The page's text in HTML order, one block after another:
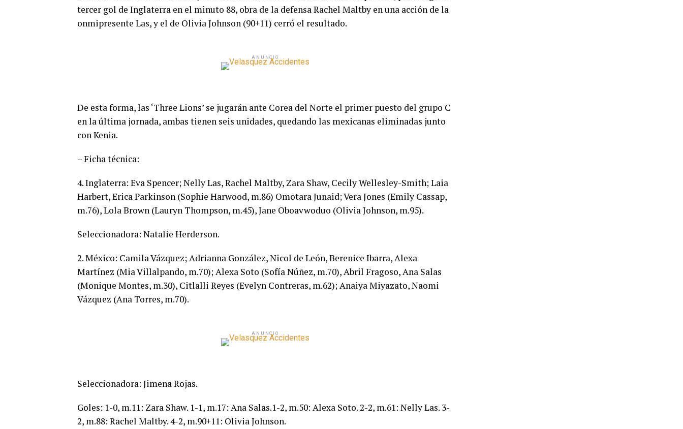
tercer gol de Inglaterra en el minuto 88, obra de la defensa Rachel Maltby en una acción de la
onmipresente Las, y el de Olivia Johnson (90+11) cerró el resultado.
ANUNCIO
De esta forma, las ‘Three Lions’ se jugarán ante Corea del Norte el primer puesto del grupo C
en la última jornada, ambas tienen seis unidades, quedando las mexicanas eliminadas junto
con Kenia.
– Ficha técnica:
4. Inglaterra: Eva Spencer; Nelly Las, Rachel Maltby, Zara Shaw, Cecily Wellesley-Smith; Laia
Harbert, Erica Parkinson (Sophie Harwood, m.86) Omotara Junaid; Vera Jones (Emily Cassap,
m.76), Lola Brown (Lauryn Thompson, m.45), Jane Oboavwoduo (Olivia Johnson, m.95).
Seleccionadora: Natalie Herderson.
2. México: Camila Vázquez; Adrianna González, Nicol de León, Berenice Ibarra, Alexa
Martínez (Mia Villalpando, m.70); Alexa Soto (Sofía Núñez, m.70), Abril Fragoso, Ana Salas
(Monique Montes, m.30), Citlalli Reyes (Evelyn Contreras, m.62); Anaiya Miyazato, Naomi
Vázquez (Ana Torres, m.70).
ANUNCIO
Seleccionadora: Jimena Rojas.
Goles: 1-0, m.11: Zara Shaw. 1-1, m.17: Ana Salas.1-2, m.50: Alexa Soto. 2-2, m.61: Nelly Las. 3-
2, m.88: Rachel Maltby. 4-2, m.90+11: Olivia Johnson.